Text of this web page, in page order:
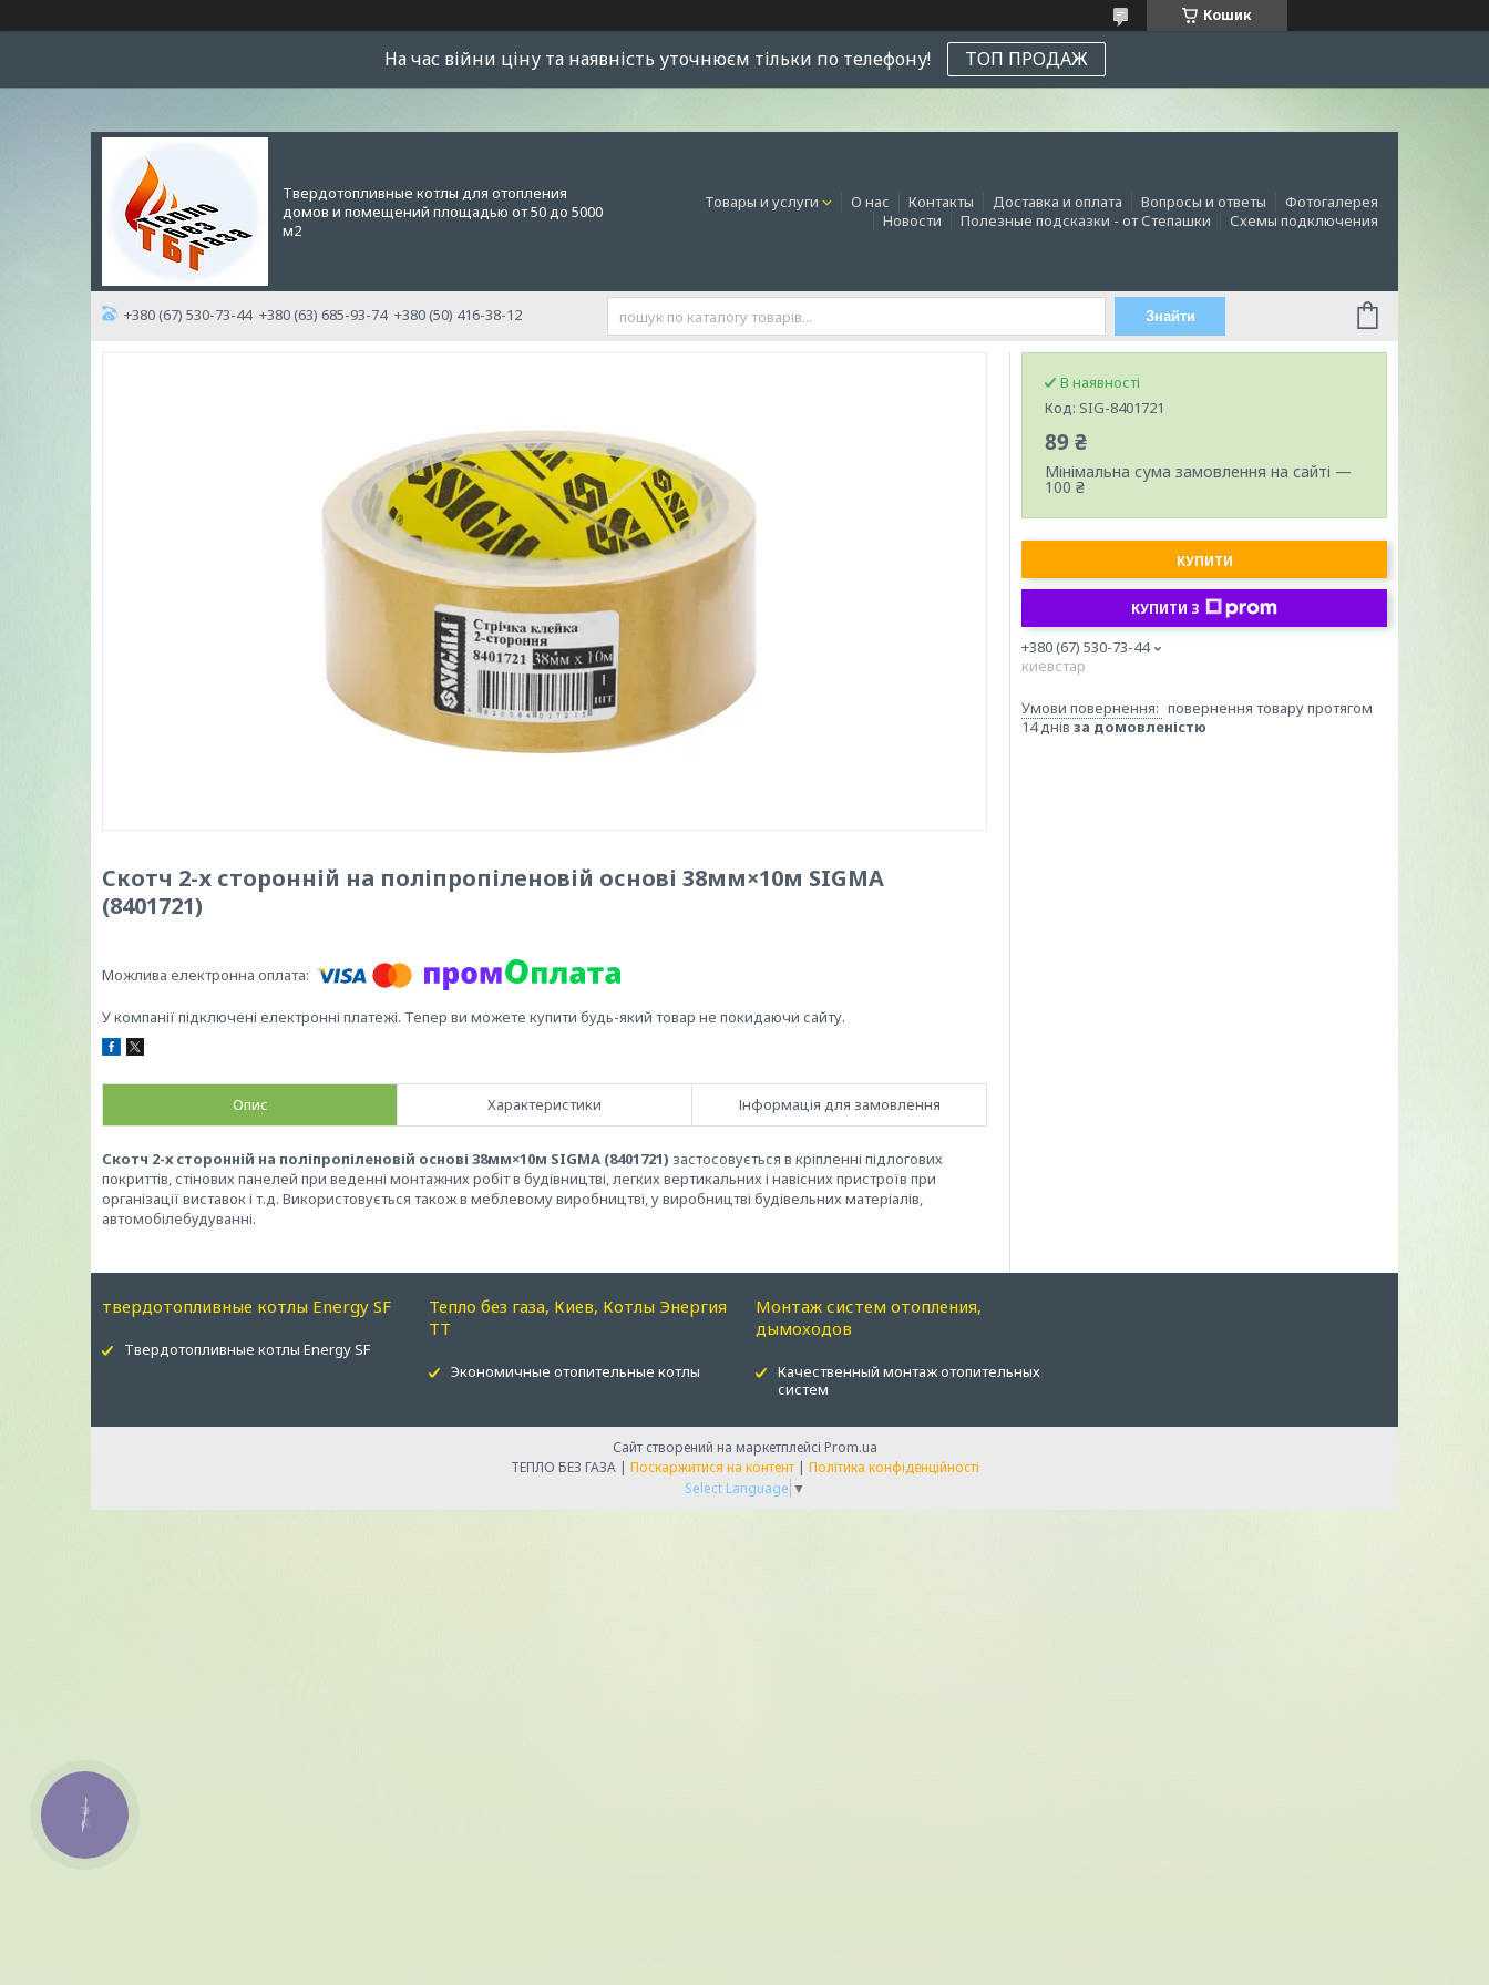
Кошик
На час війни ціну та наявність уточнюєм тільки по телефону! ТОП ПРОДАЖ
Твердотопливные котлы для отопления
домов и помещений площадью от 50 до 5000
м2
Товары и услуги О нас Контакты Доставка и оплата Вопросы и ответы
Фотогалерея
Новости
Полезные подсказки - от Степашки Схемы подключения
+380 (67) 530-73-44 +380 (63) 685-93-74 +380 (50) 416-38-12 Знайти
Скотч 2-х сторонній на поліпропіленовій основі 38мм×10м SIGMA
(8401721)
У компанії підключені електронні платежі. Тепер ви можете купити будь-який товар не покидаючи сайту.
Опис Характеристики Інформація для замовлення
Скотч 2-х сторонній на поліпропіленовій основі 38мм×10м SIGMA (8401721) застосовується в кріпленні підлогових
покриттів, стінових панелей при веденні монтажних робіт в будівництві, легких вертикальних і навісних пристроїв при
організації виставок і т.д. Використовується також в меблевому виробництві, у виробництві будівельних матеріалів,
автомобілебудуванні.
В наявності
Код: SIG-8401721
89 ₴
Мінімальна сума замовлення на сайті —
100 ₴
КУПИТИ
КУПИТИ З
+380 (67) 530-73-44
киевстар
повернення товару протягом
14 днів за домовленістю
твердотопливные котлы Energy SF
Твердотопливные котлы Energy SF
Тепло без газа, Киев, Котлы Энергия
ТТ
Экономичные отопительные котлы
Монтаж систем отопления,
дымоходов
Качественный монтаж отопительных
систем
Сайт створений на маркетплейсі Prom.ua
ТЕПЛО БЕЗ ГАЗА | Поскаржитися на контент | Політика конфіденційності
Select Language ▼
КНОПКА
ЗВ'ЯЗКУ